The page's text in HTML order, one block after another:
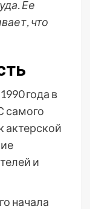
Ее
что
года в
самого
актерской
и
начала